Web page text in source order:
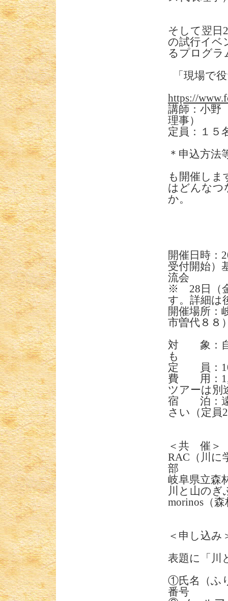
そして翌日
の試行イベ
るプログラ
「現場で
https://
講師：小野
理事）
定員：１５
＊申込方法
も開催しま
はどんなつ
か。
開催日時：
受付開始）
流会
※ 28日（
す。詳細は
開催場所：
市曽代８８
対 象：自
も
定 員：
費 用：
ツアーは別
宿 泊：遠
さい（定員
＜共 催＞
RAC（川に
部
岐阜県立森
川と山のぎ
morinos（
＜申し込み
表題に「川
①氏名（
番号